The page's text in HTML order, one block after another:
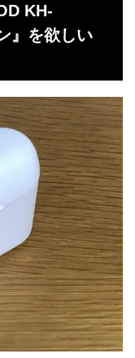
KH-
』を欲しい